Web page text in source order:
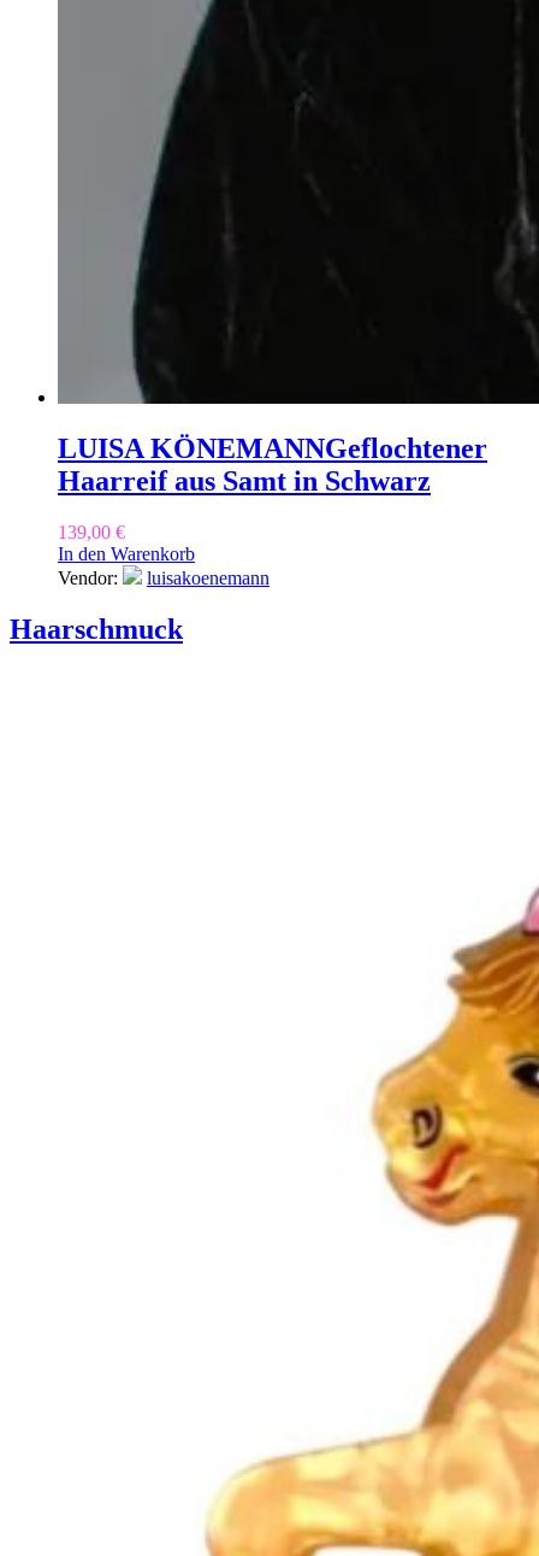
LUISA KÖNEMANNGeflochtener
Haarreif aus Samt in Schwarz
139,00 €
In den Warenkorb
Vendor:
luisakoenemann
Haarschmuck